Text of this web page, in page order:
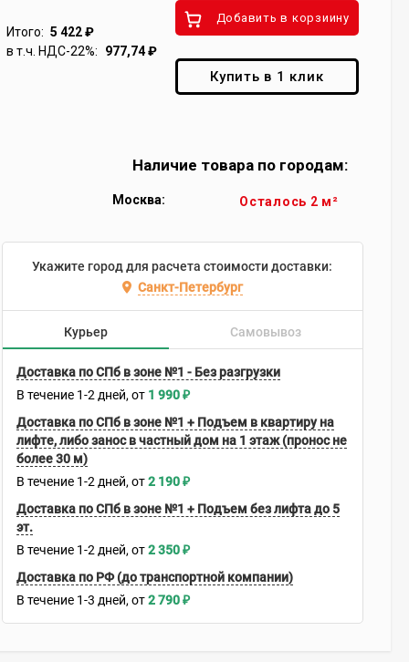
Итого: 5 422₽
в т.ч. НДС-22%:
977,74₽
Добавить в корзиину
Купить в 1 клик
Наличие товара по городам:
Москва: Осталось 2 м²
Укажите город для расчета стоимости доставки:
Санкт-Петербург
Курьер Самовывоз
Доставка по СПб в зоне №1 - Без разгрузки
В течение 1-2 дней 1 990₽
Доставка по СПб в зоне №1 + Подъем в квартиру на
лифте, либо занос в частный дом на 1 этаж (пронос не
более 30 м)
В течение 1-2 дней 2 190₽
Доставка по СПб в зоне №1 + Подъем без лифта до 5
эт.
В течение 1-2 дней 2 350₽
Доставка по РФ (до транспортной компании)
В течение 1-3 дней 2 790₽